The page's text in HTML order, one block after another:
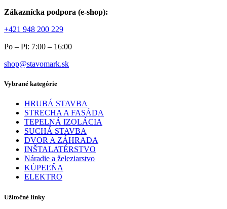
Zákaznícka podpora (e-shop):
+421 948 200 229
Po – Pi: 7:00 – 16:00
shop@stavomark.sk
Vybrané kategórie
HRUBÁ STAVBA
STRECHA A FASÁDA
TEPELNÁ IZOLÁCIA
SUCHÁ STAVBA
DVOR A ZÁHRADA
INŠTALATÉRSTVO
Náradie a železiarstvo
KÚPEĽŇA
ELEKTRO
Užitočné linky